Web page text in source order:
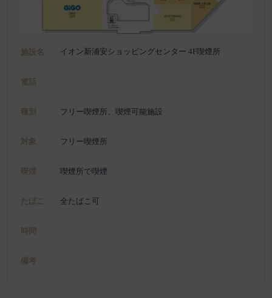
施設名 イオン新浦安ショッピングセンター 4F喫煙所
電話
種別 フリー喫煙所、喫煙可能施設
対象 フリー喫煙所
喫煙 喫煙所で喫煙
たばこ 全たばこ可
時間
備考